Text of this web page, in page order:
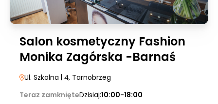
Salon kosmetyczny Fashion
Monika Zagórska -Barnaś
Ul. Szkolna | 4, Tarnobrzeg
Teraz zamknięteDzisiaj:10:00-18:00